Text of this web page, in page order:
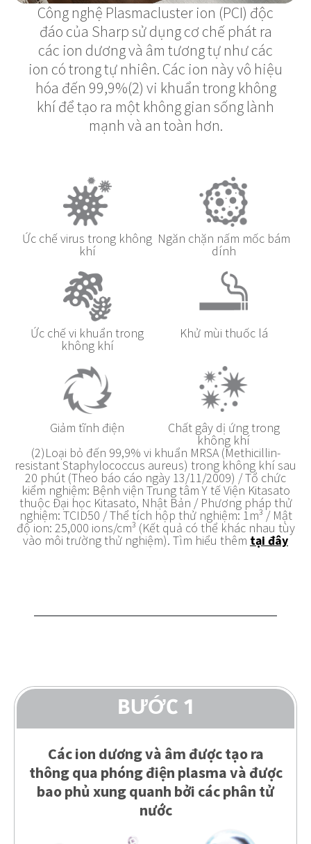
Công nghệ Plasmacluster ion (PCI) độc
đáo của Sharp sử dụng cơ chế phát ra
các ion dương và âm tương tự như các
ion có trong tự nhiên. Các ion này vô hiệu
hóa đến 99,9%(2) vi khuẩn trong không
khí để tạo ra một không gian sống lành
mạnh và an toàn hơn.
Ức chế virus trong không
khí
Ngăn chặn nấm mốc bám
dính
Ức chế vi khuẩn trong
không khí
Khử mùi thuốc lá
Giảm tĩnh điện Chất gây dị ứng trong
không khí
(2)Loại bỏ đến 99,9% vi khuẩn MRSA (Methicillin-
resistant Staphylococcus aureus) trong không khí sau
20 phút (Theo báo cáo ngày 13/11/2009) / Tổ chức
kiểm nghiệm: Bệnh viện Trung tâm Y tế Viện Kitasato
thuộc Đại học Kitasato, Nhật Bản / Phương pháp thử
nghiệm: TCID50 / Thể tích hộp thử nghiệm: 1m³ / Mật
độ ion: 25,000 ions/cm³ (Kết quả có thể khác nhau tùy
vào môi trường thử nghiệm). Tìm hiểu thêm tại đây
BƯỚC 1
Các ion dương và âm được tạo ra
thông qua phóng điện plasma và được
bao phủ xung quanh bởi các phân tử
nước